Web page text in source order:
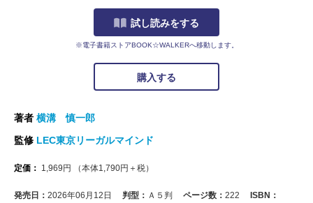
試し読みをする
※電子書籍ストアBOOK☆WALKERへ移動します。
購入する
著者 横溝 慎一郎
監修 LEC東京リーガルマインド
定価： 1,969 円 （本体1,790円＋税）
発売日： 2026年06月12日 判型： Ａ５判 ページ数： 222
ISBN：